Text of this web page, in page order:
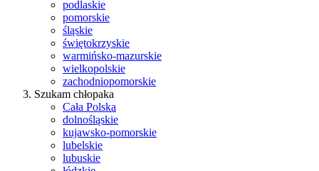
podlaskie
pomorskie
śląskie
świętokrzyskie
warmińsko-mazurskie
wielkopolskie
zachodniopomorskie
Szukam chłopaka
Cała Polska
dolnośląskie
kujawsko-pomorskie
lubelskie
lubuskie